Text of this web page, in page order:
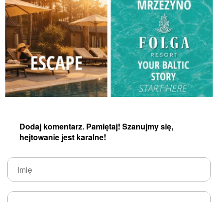
Dodaj komentarz. Pamiętaj! Szanujmy się,
hejtowanie jest karalne!